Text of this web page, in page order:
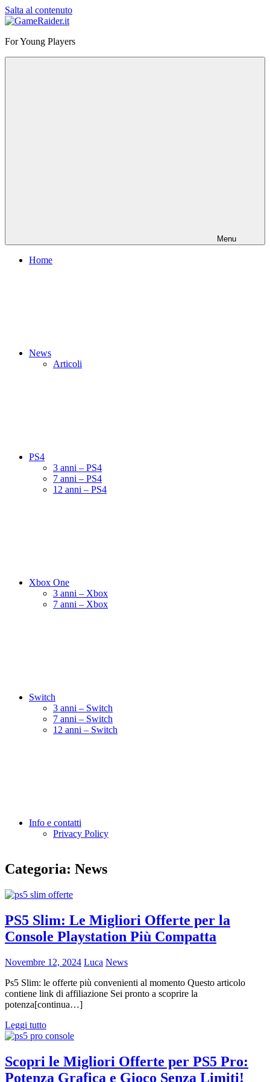
Salta al contenuto
GameRaider.it
For Young Players
Menu
Home
News
Articoli
PS4
3 anni – PS4
7 anni – PS4
12 anni – PS4
Xbox One
3 anni – Xbox
7 anni – Xbox
Switch
3 anni – Switch
7 anni – Switch
12 anni – Switch
Info e contatti
Privacy Policy
Categoria: News
PS5 Slim: Le Migliori Offerte per la
Console Playstation Più Compatta
Novembre 12, 2024 Luca News
Ps5 Slim: le offerte più convenienti al momento Questo articolo
contiene link di affiliazione Sei pronto a scoprire la
potenza[continua…]
Leggi tutto
Scopri le Migliori Offerte per PS5 Pro:
Potenza Grafica e Gioco Senza Limiti!